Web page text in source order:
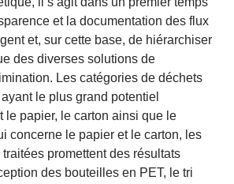
et la documentation des flux
et, sur cette base, de hiérarchiser
des diverses solutions de
Les catégories de déchets
le plus grand potentiel
le papier, le carton ainsi que le
concerne le papier et le carton, les
promettent des résultats
des bouteilles en PET, le tri